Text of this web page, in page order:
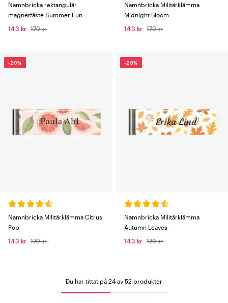
Namnbricka rektangulär
magnetfäste Summer Fun
143 kr
179 kr
Namnbricka Militärklämma
Midnight Bloom
143 kr
179 kr
-20%
Namnbricka Militärklämma Citrus
Pop
143 kr
179 kr
-20%
Namnbricka Militärklämma
Autumn Leaves
143 kr
179 kr
Du har tittat på 24 av 52 produkter